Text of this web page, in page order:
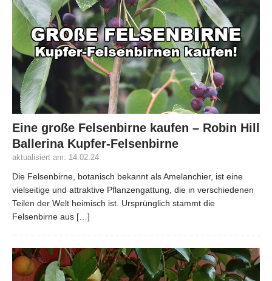
Eine große Felsenbirne kaufen – Robin Hill
Ballerina Kupfer-Felsenbirne
aktualisiert am: 14.02.24
Die Felsenbirne, botanisch bekannt als Amelanchier, ist eine
vielseitige und attraktive Pflanzengattung, die in verschiedenen
Teilen der Welt heimisch ist. Ursprünglich stammt die
Felsenbirne aus […]